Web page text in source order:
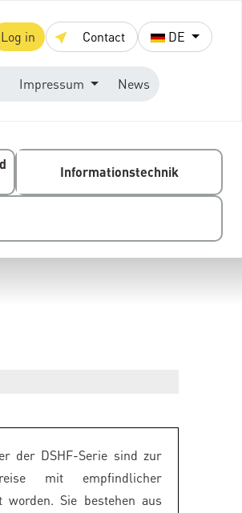
Log in Contact DE
Impressum News
Informationstechnik
der DSHF-Serie sind zur
mit empfindlicher
worden. Sie bestehen aus